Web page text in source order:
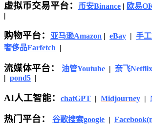
虚拟币交易平台： 币安Binance | 欧易
|
购物平台： 亚马逊Amazon | eBay | 手
奢侈品Farfetch |
流媒体平台： 油管Youtube | 奈飞Netflix
| pond5 |
AI人工智能： chatGPT | Midjourney |
热门平台： 谷歌搜索google |